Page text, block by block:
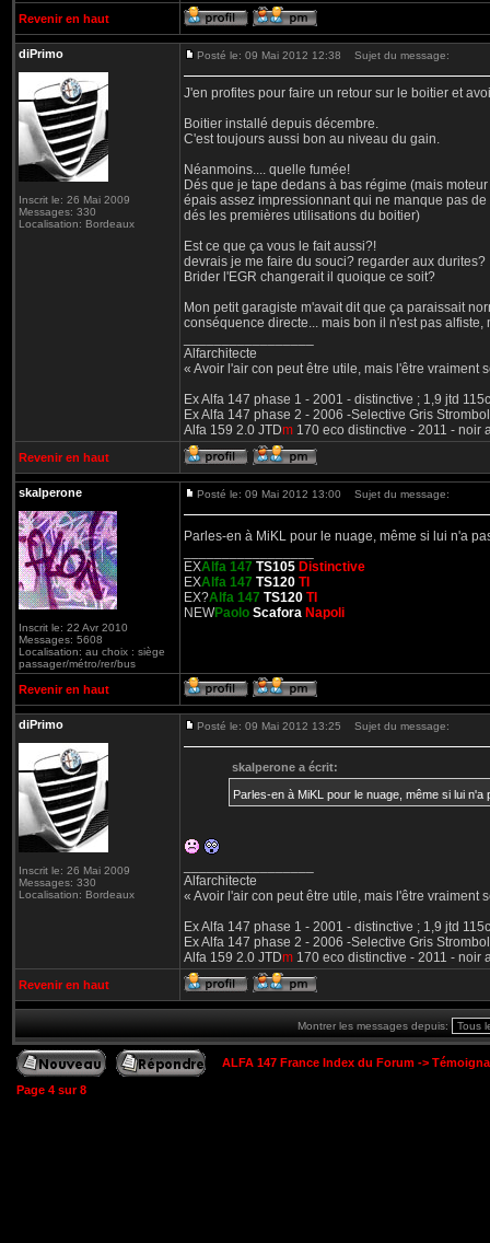
Revenir en haut
diPrimo
Inscrit le: 26 Mai 2009
Messages: 330
Localisation: Bordeaux
Posté le: 09 Mai 2012 12:38 Sujet du message:
J'en profites pour faire un retour sur le boitier et
Boitier installé depuis décembre.
C'est toujours aussi bon au niveau du gain.
Néanmoins.... quelle fumée!
Dés que je tape dedans à bas régime (mais
épais assez impressionnant qui ne manque pas
dés les premières utilisations du boitier)
Est ce que ça vous le fait aussi?!
devrais je me faire du souci? regarder aux durites?
Brider l'EGR changerait il quoique ce soit?
Mon petit garagiste m'avait dit que ça paraissait
conséquence directe... mais bon il n'est pas alfiste,
Alfarchitecte
« Avoir l'air con peut être utile, mais l'être vraiment
Ex Alfa 147 phase 1 - 2001 - distinctive ; 1,9 jtd
Ex Alfa 147 phase 2 - 2006 -Selective Gris
Alfa 159 2.0 JTDm 170 eco distinctive - 2011 - noir
Revenir en haut
skalperone
Inscrit le: 22 Avr 2010
Messages: 5608
Localisation: au choix : siège
passager/métro/rer/bus
Posté le: 09 Mai 2012 13:00 Sujet du message:
Parles-en à MiKL pour le nuage, même si lui n'a
EXAlfa 147 TS105 Distinctive
EXAlfa 147 TS120 TI
EX?Alfa 147 TS120 TI
NEWPaolo Scafora Napoli
Revenir en haut
diPrimo
Inscrit le: 26 Mai 2009
Messages: 330
Localisation: Bordeaux
Posté le: 09 Mai 2012 13:25 Sujet du message:
skalperone a écrit:
Parles-en à MiKL pour le nuage, même si lui n'a
Alfarchitecte
« Avoir l'air con peut être utile, mais l'être vraiment
Ex Alfa 147 phase 1 - 2001 - distinctive ; 1,9 jtd
Ex Alfa 147 phase 2 - 2006 -Selective Gris
Alfa 159 2.0 JTDm 170 eco distinctive - 2011 - noir
Revenir en haut
Montrer les messages depuis:
ALFA 147 France Index du Forum ->
Page 4 sur8